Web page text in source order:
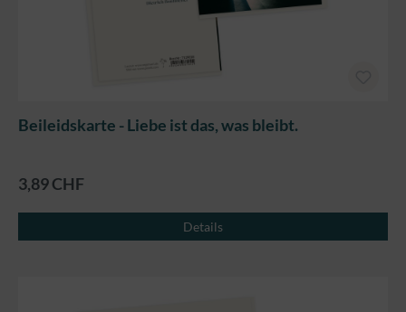
Beileidskarte - Liebe ist das, was bleibt.
3,89 CHF
Details